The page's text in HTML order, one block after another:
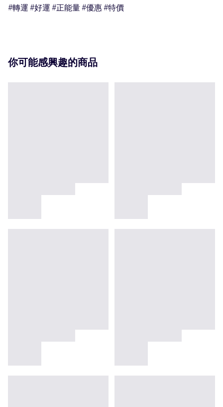
#轉運 #好運 #正能量 #優惠 #特價
你可能感興趣的商品